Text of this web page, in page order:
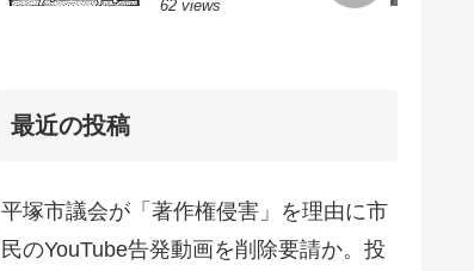
62 views
最近の投稿
平塚市議会が「著作権侵害」を理由に市
民のYouTube告発動画を削除要請か。投